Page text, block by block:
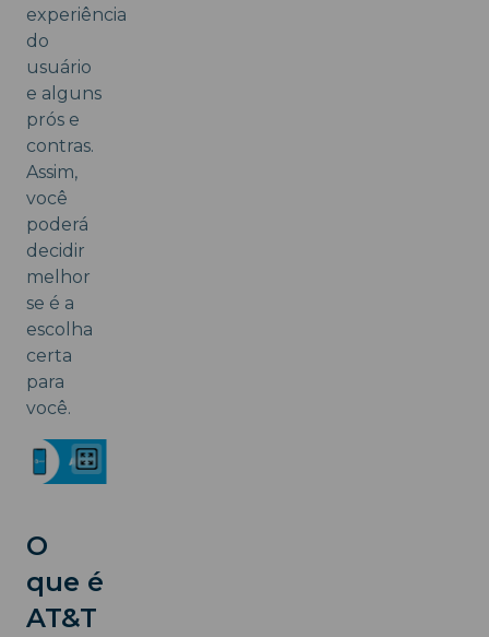
experiência
do
usuário
e alguns
prós e
contras.
Assim,
você
poderá
decidir
melhor
se é a
escolha
certa
para
você.
O
que é
AT&T